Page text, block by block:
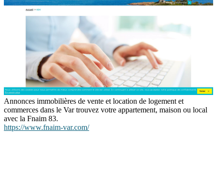
Annonces immobilières de vente et location de logement et
commerces dans le Var trouvez votre appartement, maison ou local
avec la Fnaim 83.
https://www.fnaim-var.com/